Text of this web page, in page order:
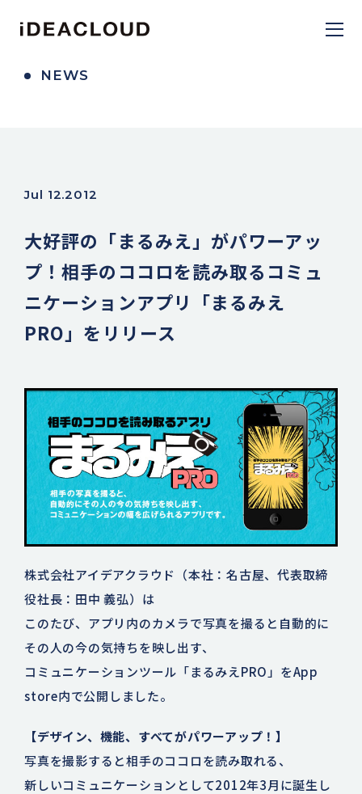
NEWS
Jul 12.2012
大好評の「まるみえ」がパワーアッ
プ！相手のココロを読み取るコミュ
ニケーションアプリ「まるみえ
PRO」をリリース
株式会社アイデアクラウド（本社：名古屋、代表取締
役社長：田中 義弘）は
このたび、アプリ内のカメラで写真を撮ると自動的に
その人の今の気持ちを映し出す、
コミュニケーションツール「まるみえPRO」をApp
store内で公開しました。
【デザイン、機能、すべてがパワーアップ！】
写真を撮影すると相手のココロを読み取れる、
新しいコミュニケーションとして2012年3月に誕生し